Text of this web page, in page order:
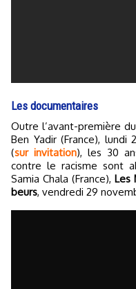
Les documentaires
Outre l’avant-première du film de fiction La Marche de Nabil
Ben Yadir (France), lundi
(sur invitation), les 30
contre le racisme sont
Samia Chala (France), Les
beurs, vendredi 29